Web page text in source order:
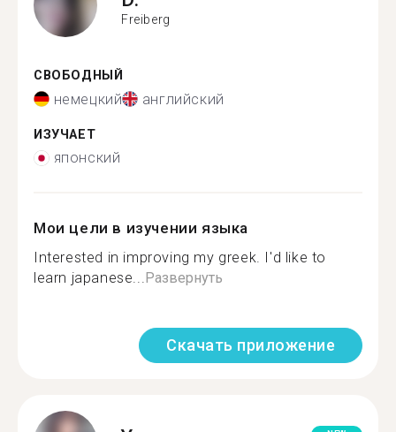
Freiberg
СВОБОДНЫЙ
немецкий английский
ИЗУЧАЕТ
японский
Мои цели в изучении языка
Interested in improving my greek. I'd like to
learn japanese...Развернуть
Скачать приложение